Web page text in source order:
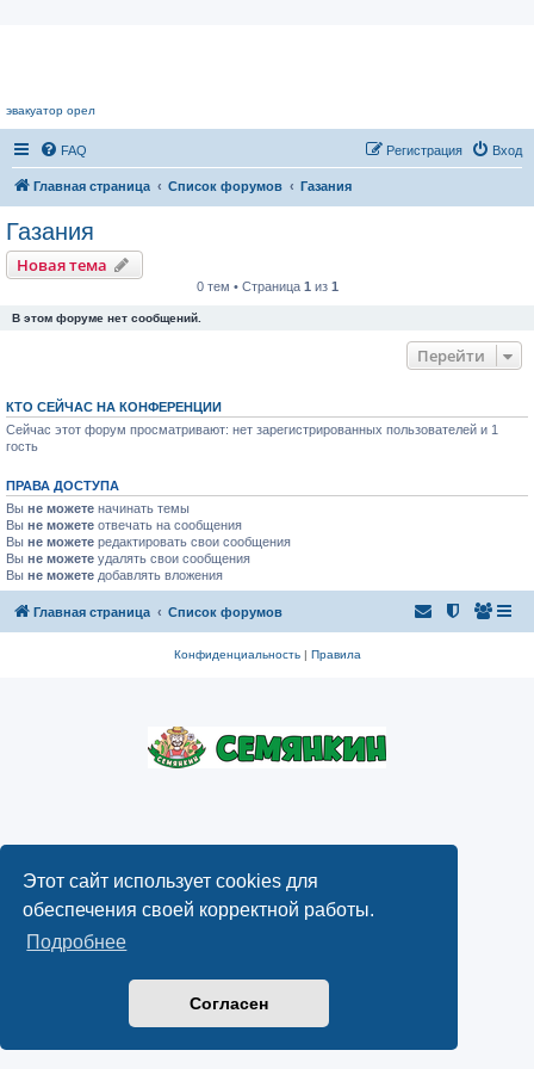
Этот сайт использует cookies для
обеспечения своей корректной работы.
Подробнее
Согласен
эвакуатор орел
FAQ Вход
Регистрация
Главная страница Список форумов Газания
Газания
Новая тема
0 тем • Страница 1 из 1
В этом форуме нет сообщений.
Перейти
КТО СЕЙЧАС НА КОНФЕРЕНЦИИ
Сейчас этот форум просматривают: нет зарегистрированных пользователей и 1
гость
ПРАВА ДОСТУПА
Вы не можете начинать темы
Вы не можете отвечать на сообщения
Вы не можете редактировать свои сообщения
Вы не можете удалять свои сообщения
Вы не можете добавлять вложения
Главная страница Список форумов
Конфиденциальность| Правила